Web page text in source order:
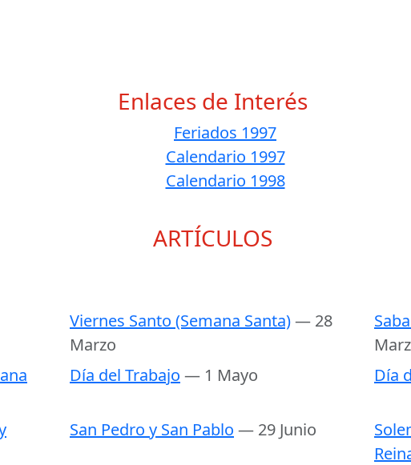
Enlaces de Interés
Feriados 1997
Calendario 1997
Calendario 1998
ARTÍCULOS
Viernes Santo (Semana Santa)— 28
Marzo
Día del Trabajo — 1 Mayo Día
San Pedro y San Pablo — 29 Junio